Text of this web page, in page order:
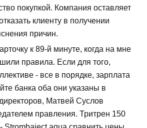
покупкой. Компания оставляет
клиенту в получении
причин.
к 89-й минуте, когда на мне
правила. Если для того,
- все в порядке, зарплата
банка оба они указаны в
Матвей Суслов
правления. Тритрен 150